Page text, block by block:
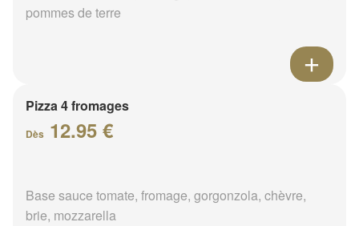
pommes de terre
Pizza 4 fromages
Dès 12.95 €
Base sauce tomate, fromage, gorgonzola, chèvre,
brie, mozzarella